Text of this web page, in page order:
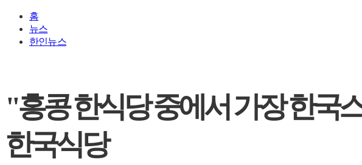
홈
뉴스
한인뉴스
"홍콩 한식당 중에서 가장 한국
한국식당